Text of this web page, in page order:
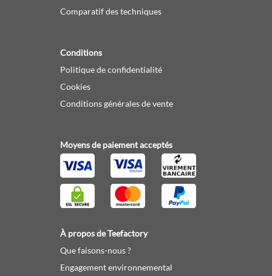
Comparatif des techniques
Conditions
Politique de confidentialité
Cookies
Conditions générales de vente
Moyens de paiement acceptés
À propos de Teefactory
Que faisons-nous ?
Engagement environnemental